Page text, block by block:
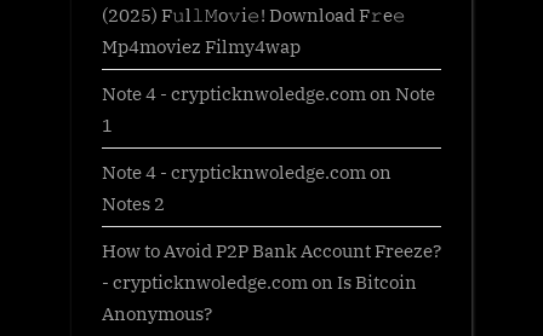
(2025) F𝚞l𝚕𝙼o𝚟i𝚎! Download F𝚛e𝚎
Mp4moviez Filmy4wap
Note 4 - crypticknwoledge.com on Note
1
Note 4 - crypticknwoledge.com on
Notes 2
How to Avoid P2P Bank Account Freeze?
- crypticknwoledge.comon Is Bitcoin
Anonymous?